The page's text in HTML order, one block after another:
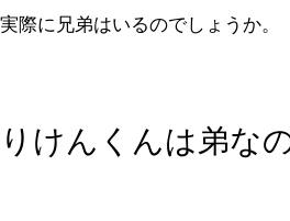
実際に兄弟はいるのでしょうか。
りけんくんは弟な